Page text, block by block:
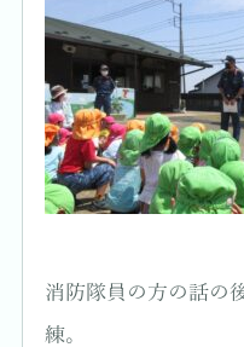
消防隊員の方の話の
練。